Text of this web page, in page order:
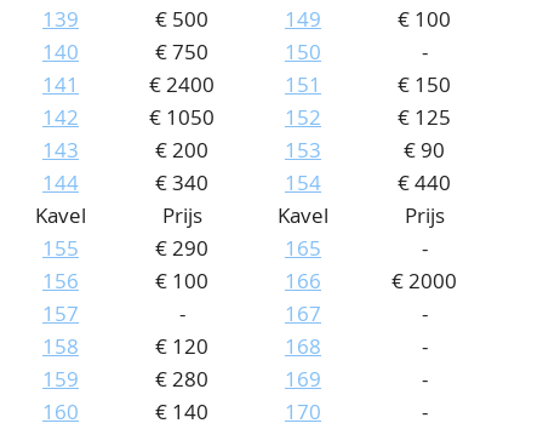
139
€ 500
140
€ 750
141
€ 2400
142
€ 1050
143
€ 200
144
€ 340
149
€ 100
150
-
151
€ 150
152
€ 125
153
€ 90
154
€ 440
Kavel
Prijs
155
€ 290
156
€ 100
157
-
158
€ 120
159
€ 280
160
€ 140
Kavel
Prijs
165
-
166
€ 2000
167
-
168
-
169
-
170
-